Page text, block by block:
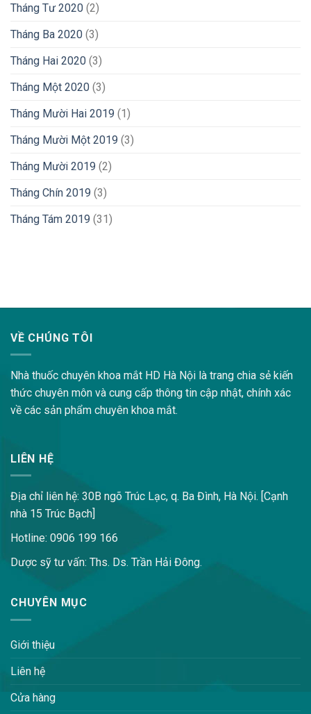
Tháng Tư 2020 (2)
Tháng Ba 2020 (3)
Tháng Hai 2020 (3)
Tháng Một 2020 (3)
Tháng Mười Hai 2019 (1)
Tháng Mười Một 2019 (3)
Tháng Mười 2019 (2)
Tháng Chín 2019 (3)
Tháng Tám 2019 (31)
VỀ CHÚNG TÔI
Nhà thuốc chuyên khoa mắt HD Hà Nội là trang chia sẻ kiến
thức chuyên môn và cung cấp thông tin cập nhật, chính xác
về các sản phẩm chuyên khoa mắt.
LIÊN HỆ
Địa chỉ liên hệ: 30B ngõ Trúc Lạc, q. Ba Đình, Hà Nội. [Cạnh
nhà 15 Trúc Bạch]
Hotline: 0906 199 166
Dược sỹ tư vấn: Ths. Ds. Trần Hải Đông.
CHUYÊN MỤC
Giới thiệu
Liên hệ
Cửa hàng